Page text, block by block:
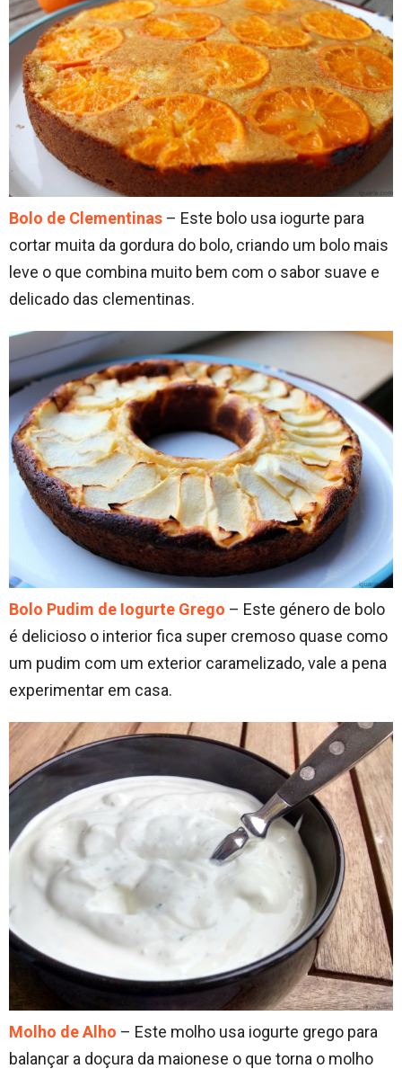
Bolo de Clementinas – Este bolo usa iogurte para
cortar muita da gordura do bolo, criando um bolo mais
leve o que combina muito bem com o sabor suave e
delicado das clementinas.
Bolo Pudim de Iogurte Grego – Este género de bolo
é delicioso o interior fica super cremoso quase como
um pudim com um exterior caramelizado, vale a pena
experimentar em casa.
Molho de Alho – Este molho usa iogurte grego para
balançar a doçura da maionese o que torna o molho